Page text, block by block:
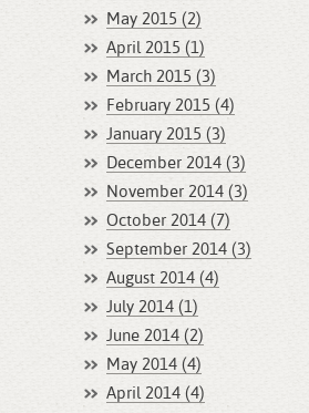
May 2015 (2)
April 2015 (1)
March 2015 (3)
February 2015 (4)
January 2015 (3)
December 2014 (3)
November 2014 (3)
October 2014 (7)
September 2014 (3)
August 2014 (4)
July 2014 (1)
June 2014 (2)
May 2014 (4)
April 2014 (4)